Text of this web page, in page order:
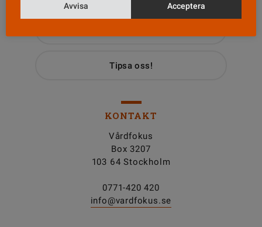
Tipsa oss!
KONTAKT
Vårdfokus
Box 3207
103 64 Stockholm
0771-420 420
info@vardfokus.se
Avvisa Acceptera